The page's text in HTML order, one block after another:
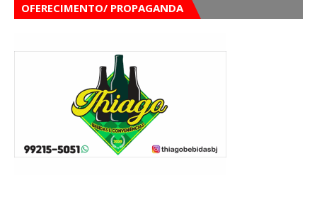
OFERECIMENTO/ PROPAGANDA